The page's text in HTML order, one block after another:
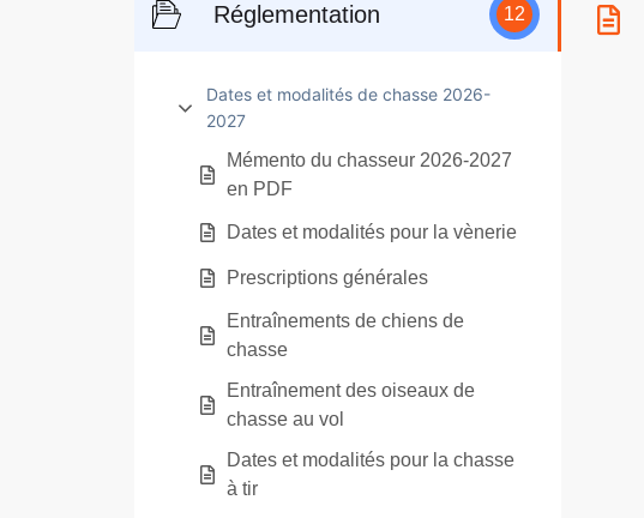
Réglementation 12
Dates et modalités de chasse 2026-
2027
Mémento du chasseur 2026-2027
en PDF
Dates et modalités pour la vènerie
Prescriptions générales
Entraînements de chiens de
chasse
Entraînement des oiseaux de
chasse au vol
Dates et modalités pour la chasse
à tir